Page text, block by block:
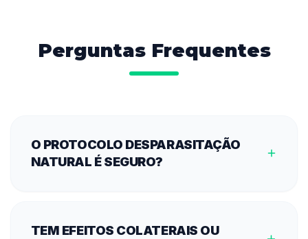
Perguntas Frequentes
O PROTOCOLO DESPARASITAÇÃO
NATURAL É SEGURO?
TEM EFEITOS COLATERAIS OU